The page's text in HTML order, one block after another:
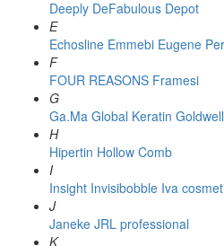
Deeply DeFabulous Depot
E
Echosline Emmebi Eugene
F
FOUR REASONS Framesi
G
Ga.Ma Global Keratin Goldwell
H
Hipertin Hollow Comb
I
Insight Invisibobble Iva
J
Janeke JRL professional
K